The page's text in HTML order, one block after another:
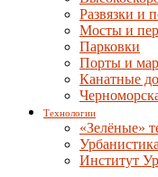
Развязки и
Мосты и
Парковки
Порты и
Канатные
Технологии
«Зелёные»
Урбанистика
Институт